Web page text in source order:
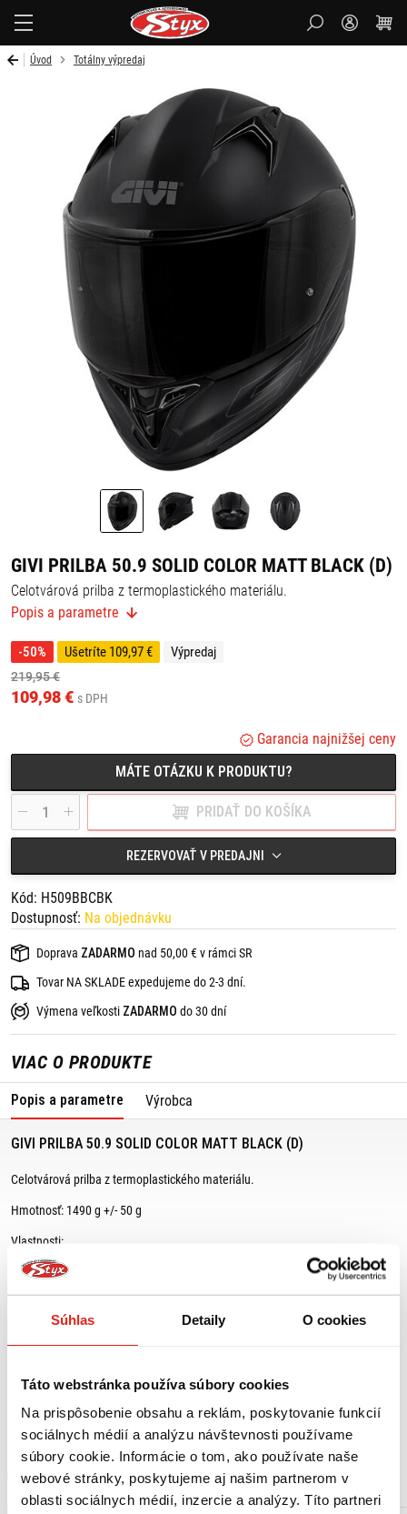
Súhlas Detaily O cookies
Táto webstránka používa súbory cookies
Na prispôsobenie obsahu a reklám, poskytovanie funkcií
sociálnych médií a analýzu návštevnosti používame
súbory cookie. Informácie o tom, ako používate naše
webové stránky, poskytujeme aj našim partnerom v
oblasti sociálnych médií, inzercie a analýzy. Títo partneri
Úvod Totálny výpredaj
GIVI PRILBA 50.9 SOLID COLOR MATT BLACK (D)
Celotvárová prilba z termoplastického materiálu.
Hmotnosť: 1490 g +/- 50 g
Vlastnosti:
- trojitý plášť,
- pripravená na Pinlock® (vrátane šošoviek Pinlock® Max Vision),
- slnečná clona,
- čelná ventilácia: 2 horné otvory a 1 na brade,
- mikrometrická pracka z nehrdzavejúcej ocele,
- odnímateľný respirátor,
Popis a parametre
-50% Ušetríte 109,97 € Výpredaj
219,95 €
109,98 € s DPH
Garancia najnižšej ceny
MÁTE OTÁZKU K PRODUKTU?
PRIDAŤ DO KOŠÍKA
REZERVOVAŤ V PREDAJNI
Kód: H509BBCBK
Dostupnosť: Na objednávku
Doprava ZADARMO nad 50,00 € v rámci SR
Tovar NA SKLADE expedujeme do 2-3 dní.
Výmena veľkosti ZADARMO do 30 dní
VIAC O PRODUKTE
Popis a parametre Výrobca
GIVI PRILBA 50.9 SOLID COLOR MATT BLACK (D)
Celotvárová prilba z termoplastického materiálu.
Hmotnosť: 1490 g +/- 50 g
Vlastnosti:
- trojitý plášť,
- čelná ventilácia: 2 horné otvory a 1 na brade,
- veterný deflektor,
MOHLO BY SA VÁM PÁČIŤ